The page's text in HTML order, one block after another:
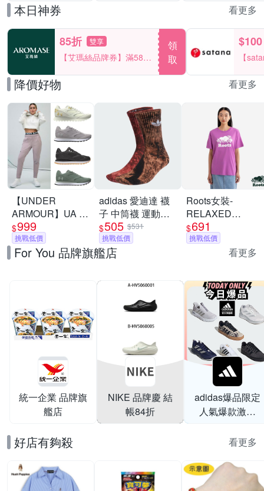
本日神券 看更多
85折 雙享
【艾瑪絲品牌券】滿580
領
取
$100
【
降價好物 看更多
【UNDER
ARMOUR】UA 女
Jogger 運動休閒
鞋 多款任選
$999
挑戰低價
adidas 愛迪達 襪
子 中筒襪 運動襪
三葉草 TIE DYE
CREW 咖紅
IJ6672
$505 $531
挑戰低價
Roots女裝-
RELAXED
COOPER 短袖上
衣-淡莓紫
$691
挑戰低價
For You 品牌旗艦店 看更多
統一企業 品牌旗
艦店
NIKE 品牌慶 結
帳84折
adidas爆品限定
人氣爆款激降
好店有夠殺 看更多